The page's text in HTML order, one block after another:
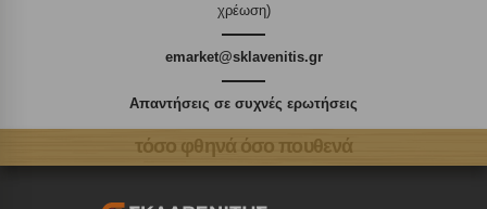
χρέωση)
emarket@sklavenitis.gr
Απαντήσεις σε συχνές ερωτήσεις
τόσο φθηνά όσο πουθενά